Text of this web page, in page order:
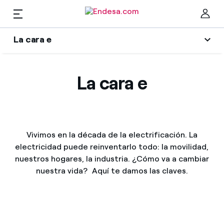
La cara e
Blog de Endesa
Music Lover
La era de la electrificación
Hogares
Encuentra la tarifa que más te conviene
Movilidad
ES
La cara e
Vivimos en la década de la electrificación. La
electricidad puede reinventarlo todo: la movilidad,
nuestros hogares, la industria. ¿Cómo va a cambiar
nuestra vida? Aquí te damos las claves.